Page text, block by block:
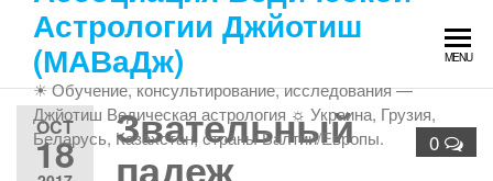
content
Астрологии Джйотиш
(МАВаДж)
☀ Обучение, консультирование, исследования —
Джйотиш Ведическая астрология ☼ Украина, Грузия,
Беларусь, Казахстан, страны Балтии/Европы.
MENU
OCT
18 0
Звательный
падеж